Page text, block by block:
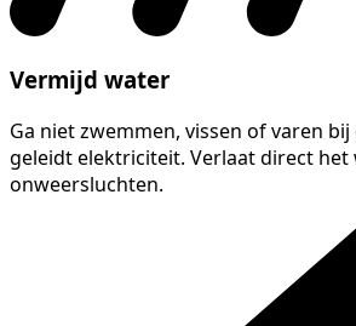
Vermijd water
Ga niet zwemmen, vissen of varen
geleidt elektriciteit. Verlaat direct
onweersluchten.